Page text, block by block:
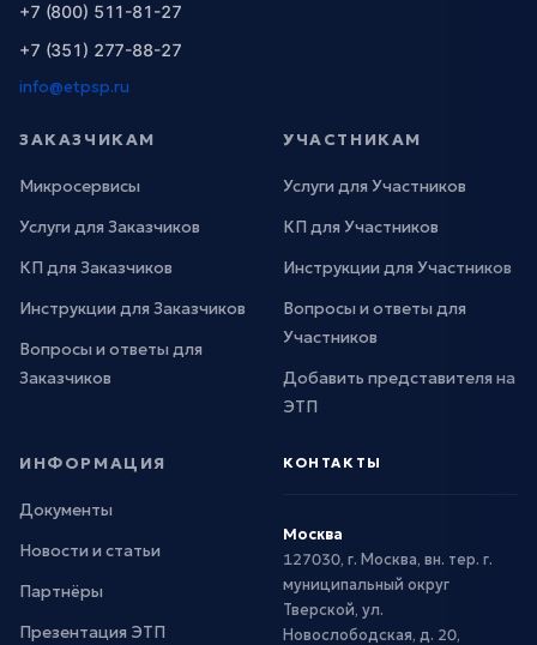
+7 (800) 511-81-27
+7 (351) 277-88-27
info@etpsp.ru
ЗАКАЗЧИКАМ
Микросервисы
Услуги для Заказчиков
КП для Заказчиков
Инструкции для Заказчиков
Вопросы и ответы для
Заказчиков
УЧАСТНИКАМ
Услуги для Участников
КП для Участников
Инструкции для Участников
Вопросы и ответы для
Участников
Добавить представителя на
ЭТП
ИНФОРМАЦИЯ
Документы
Новости и статьи
Партнёры
Презентация ЭТП
КОНТАКТЫ
Москва
127030, г. Москва, вн. тер. г.
муниципальный округ
Тверской, ул.
Новослободская, д. 20,